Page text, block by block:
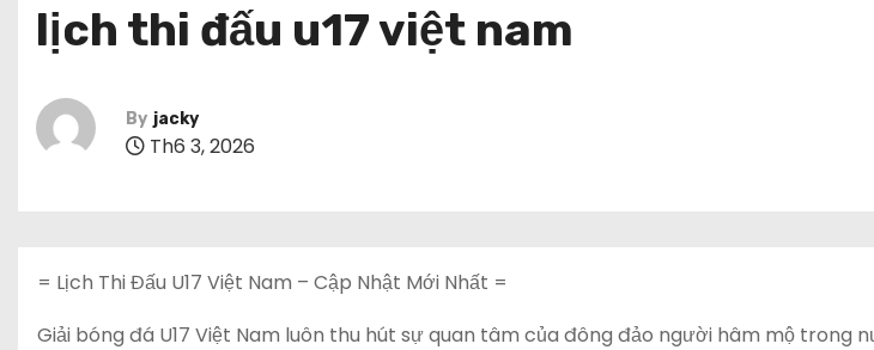
lịch thi đấu u17 việt nam
By jacky
Th6 3, 2026
= Lịch Thi Đấu U17 Việt Nam – Cập Nhật Mới Nhất =
Giải bóng đá U17 Việt Nam luôn thu hút sự quan tâm của đông đảo người hâm mộ trong